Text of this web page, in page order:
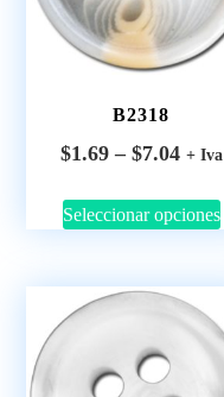
B2318
$1.69 – $7.04 + Iva
Seleccionar opciones